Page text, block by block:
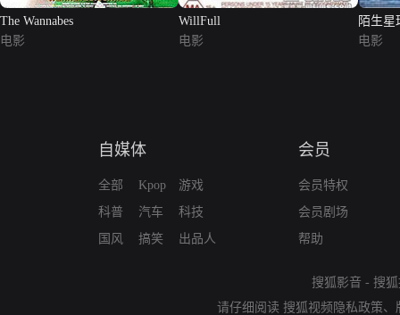
The Wannabes
电影
WillFull
电影
陌生星
电影
自媒体
全部
科普
国风
Kpop
汽车
搞笑
游戏
科技
出品人
会员
会员特权
会员剧场
帮助
搜狐影音 - 搜
请仔细阅读 搜狐视频隐私政策、